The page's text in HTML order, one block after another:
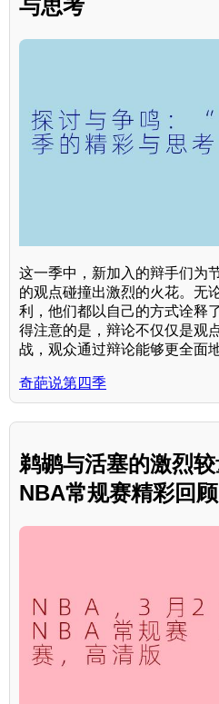
与思考
这一季中，新加入的辩手们为
的观点碰撞出激烈的火花。无
利，他们都以自己的方式诠释
得注意的是，辩论不仅仅是观
战，观众通过辩论能够更全面
奇葩说第四季
鹈鹕与活塞的激烈
NBA常规赛精彩回顾